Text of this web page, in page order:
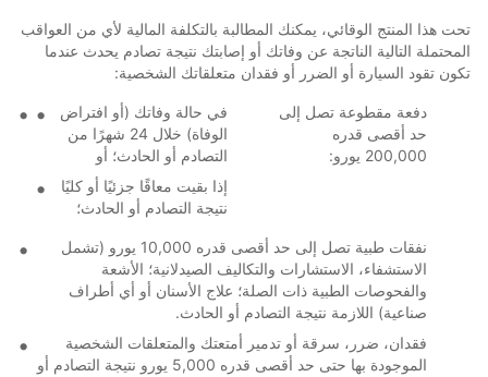
تحت هذا المنتج الوقائي، يمكنك المطالبة بالتكلفة المالية لأي من العواقب
المحتملة التالية الناتجة عن وفاتك أو إصابتك نتيجة تصادم يحدث عندما
تكون تقود السيارة أو الضرر أو فقدان متعلقاتك الشخصية:
دفعة مقطوعة تصل إلى
حد أقصى قدره
200,000 يورو:
في حالة وفاتك (أو افتراض
الوفاة) خلال 24 شهرًا من
التصادم أو الحادث؛ أو
إذا بقيت معاقًا جزئيًا أو كليًا
نتيجة التصادم أو الحادث؛
نفقات طبية تصل إلى حد أقصى قدره 10,000 يورو (تشمل
الاستشفاء، الاستشارات والتكاليف الصيدلانية؛ الأشعة
والفحوصات الطبية ذات الصلة؛ علاج الأسنان أو أي أطراف
صناعية) اللازمة نتيجة التصادم أو الحادث.
فقدان، ضرر، سرقة أو تدمير أمتعتك والمتعلقات الشخصية
الموجودة بها حتى حد أقصى قدره 5,000 يورو نتيجة التصادم أو